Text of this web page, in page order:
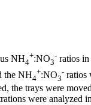
NH4
+:NO3
- ratios
the NH4
+:NO3
- ratios
the trays were
were